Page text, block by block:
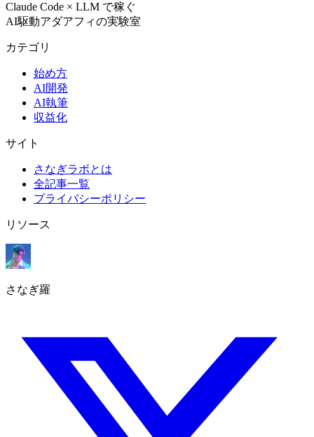
Claude Code × LLM で稼ぐ
AI駆動アダアフィの実験室
カテゴリ
始め方
AI開発
AI執筆
収益化
サイト
さなぎラボとは
全記事一覧
プライバシーポリシー
リソース
さなぎ羅